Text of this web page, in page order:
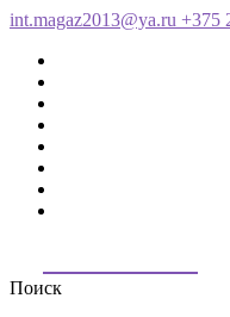
int.magaz2013@ya.ru +375
Поиск